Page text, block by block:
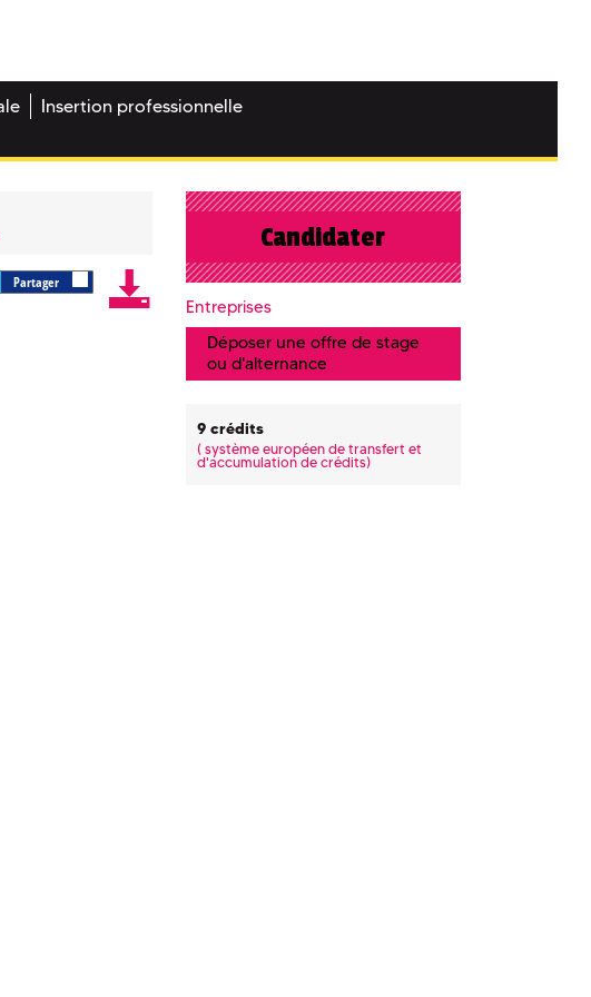
Insertion professionnelle
Partager
Candidater
Entreprises
Déposer une offre de stage
ou d'alternance
9 crédits
(système européen de transfert et
d'accumulation de crédits)